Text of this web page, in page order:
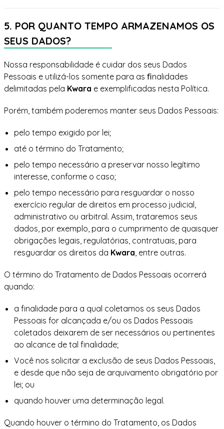
5. POR QUANTO TEMPO ARMAZENAMOS OS
SEUS DADOS?
Nossa responsabilidade é cuidar dos seus Dados
Pessoais e utilizá-los somente para as ﬁnalidades
delimitadas pela Kwara e exemplificadas nesta Política.
Porém, também poderemos manter seus Dados Pessoais:
pelo tempo exigido por lei;
até o término do Tratamento;
pelo tempo necessário a preservar nosso legítimo
interesse, conforme o caso;
pelo tempo necessário para resguardar o nosso
exercício regular de direitos em processo judicial,
administrativo ou arbitral. Assim, trataremos seus
dados, por exemplo, para o cumprimento de quaisquer
obrigações legais, regulatórias, contratuais, para
resguardar os direitos da Kwara, entre outras.
O término do Tratamento de Dados Pessoais ocorrerá
quando:
a finalidade para a qual coletamos os seus Dados
Pessoais for alcançada e/ou os Dados Pessoais
coletados deixarem de ser necessários ou pertinentes
ao alcance de tal finalidade;
Você nos solicitar a exclusão de seus Dados Pessoais,
e desde que não seja de arquivamento obrigatório por
lei; ou
quando houver uma determinação legal.
Quando houver o término do Tratamento, os Dados